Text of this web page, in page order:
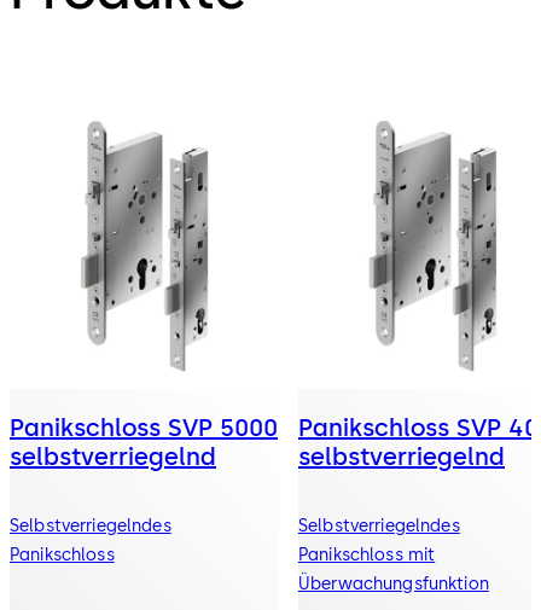
Panikschloss SVP 5000
selbstverriegelnd
Selbstverriegelndes
Panikschloss
Panikschloss SVP
selbstverriegelnd
Selbstverriegelndes
Panikschloss mit
Überwachungsfunktion